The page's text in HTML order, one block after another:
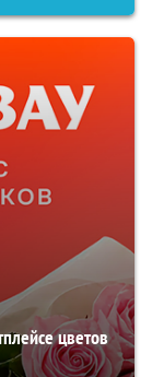
цветов